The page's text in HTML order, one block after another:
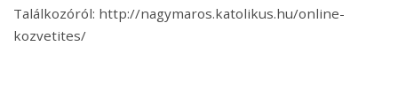
Találkozóról: http://nagymaros.katolikus.hu/online-
kozvetites/